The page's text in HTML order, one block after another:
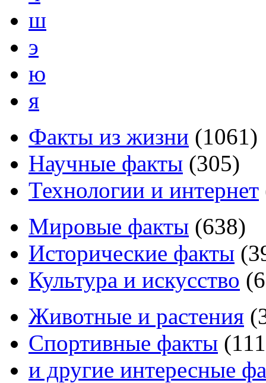
ш
э
ю
я
Факты из жизни (1061)
Научные факты (305)
Технологии и интернет
Мировые факты (638)
Исторические факты (
Культура и искусство (
Животные и растения (
Спортивные факты (111
и другие интересные